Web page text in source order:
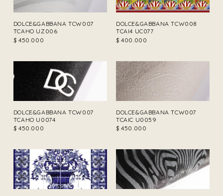
DOLCE&GABBANA TCW007
TCAHO UZ006
$450.000
DOLCE&GABBANA TCW008
TCAI4 UC077
$400.000
DOLCE&GABBANA TCW007
TCAHO U0074
$450.000
DOLCE&GABBANA TCW007
TCAIC U0059
$450.000